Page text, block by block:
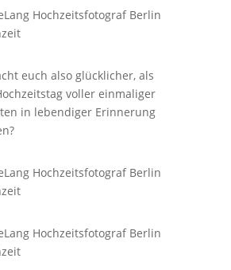
euch also glücklicher, als
voller einmaliger
in lebendiger Erinnerung